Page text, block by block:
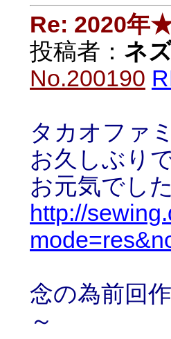
Re: 2020年
投稿者： ネ
No.200190
タカオファ
お久しぶり
お元気でし
http://
念の為前回
～